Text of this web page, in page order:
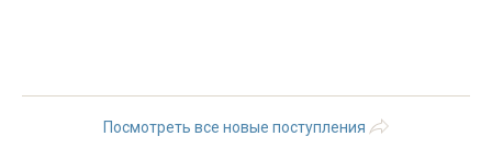
Посмотреть все новые поступления